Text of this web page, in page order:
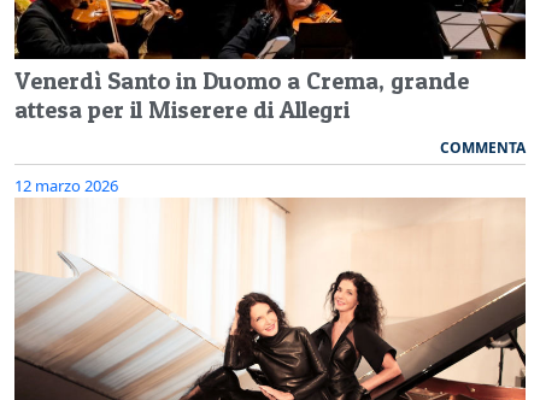
Venerdì Santo in Duomo a Crema, grande
attesa per il Miserere di Allegri
COMMENTA
12 marzo 2026